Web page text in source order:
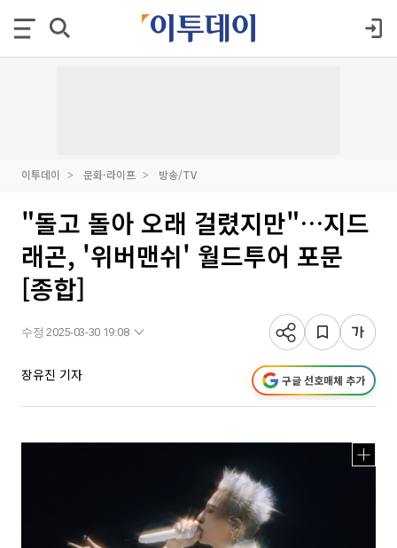
이투데이 문화·라이프 방송/TV
"돌고 돌아 오래 걸렸지만"…지드
래곤, '위버맨쉬' 월드투어 포문
[종합]
수정 2025-03-30 19:08
장유진 기자 구글 선호매체 추가